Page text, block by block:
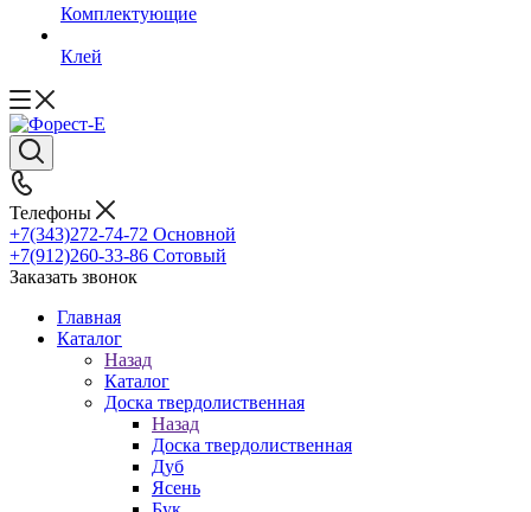
Комплектующие
Клей
Телефоны
+7(343)272-74-72 Основной
+7(912)260-33-86 Сотовый
Заказать звонок
Главная
Каталог
Назад
Каталог
Доска твердолиственная
Назад
Доска твердолиственная
Дуб
Ясень